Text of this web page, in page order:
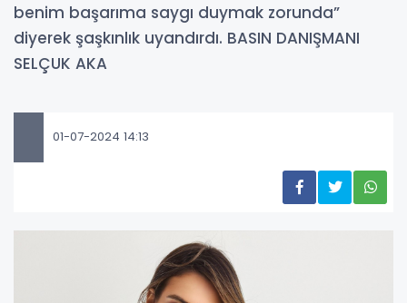
benim başarıma saygı duymak zorunda”
diyerek şaşkınlık uyandırdı. BASIN DANIŞMANI
SELÇUK AKA
01-07-2024 14:13